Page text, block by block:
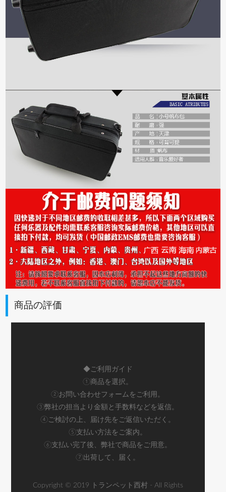
商品の評価
◆ご利用ガイド
①商品を選択。
②お問い合わせフォームをご利用。
③弊社の担当より金額と手数料などを返信。
④ご検討の上、届け先をご返信いただく。
⑤支払い方法をご案内。
⑥支払い完了後、弊社で商品をご用意。
⑦出荷して、届く。
Copyright © 2019 トランペット西村 - All Rights